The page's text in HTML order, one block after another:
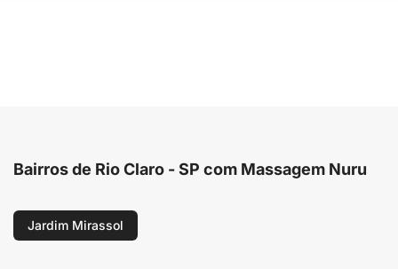
Bairros de Rio Claro - SP com Massagem Nuru
Jardim Mirassol